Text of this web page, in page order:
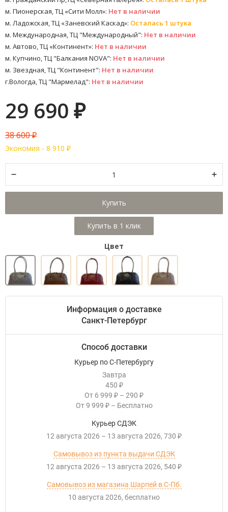
м. Пионерская, ТЦ «Сити Молл»: Нет в наличии
м. Ладожская, ТЦ «Заневский Каскад»: Осталась 1 штука
м. Международная, ТЦ "Международный": Нет в наличии
м. Автово, ТЦ «Континент»: Нет в наличии
м. Купчино, ТЦ "Балкания NOVA": Нет в наличии
м. Звездная, ТЦ "Континент": Нет в наличии
г.Вологда, ТЦ "Мармелад": Нет в наличии
29 690 ₽
38 600₽
Экономия - 8 910 ₽
Купить
Цвет
Информация о доставке
Санкт-Петербург
Способ доставки
Курьер по С-Петербургу
Завтра
450 ₽
От 6 999 ₽ – 290 ₽
От 9 999 ₽ – Бесплатно
Курьер СДЭК
12 августа 2026 – 13 августа 2026 730 ₽
Самовывоз из пункта выдачи СДЭК
12 августа 2026 – 13 августа 2026 540 ₽
Самовывоз из магазина Шарпей в С-Пб.
10 августа 2026
Бесплатно